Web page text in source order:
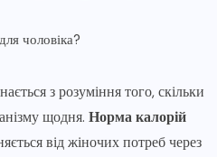
з розуміння того, скільки
щодня. Норма калорій
від жіночих потреб через